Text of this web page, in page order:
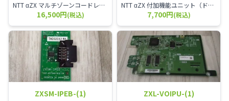
NTT αZX マルチゾーンコードレススターアンテナ(マスター)
16,500円(税込)
NTT αZX 付加機能ユニット（ドアホンなど）
7,700円(税込)
ZXSM-IPEB-(1) ZXL-VOIPU-(1)